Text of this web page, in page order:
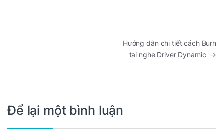
Hướng dẫn chi tiết cách Burn
tai nghe Driver Dynamic →
Để lại một bình luận